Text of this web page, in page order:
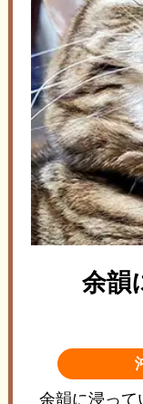
余韻
余韻に浸って